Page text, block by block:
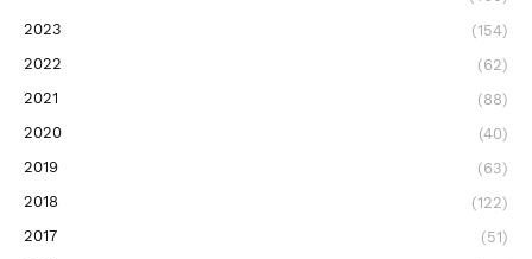
2023
(154)
2022
(62)
2021
(88)
2020
(40)
2019
(63)
2018
(122)
2017
(51)